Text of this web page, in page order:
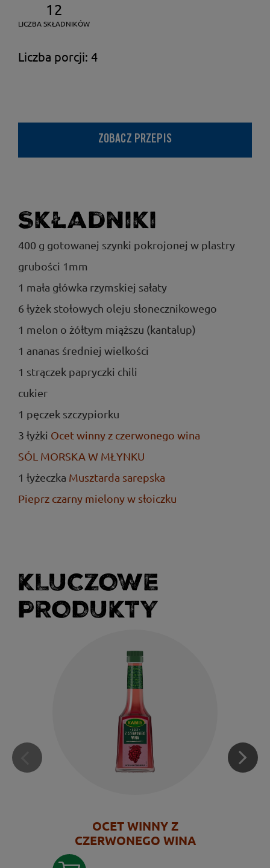
12
LICZBA SKŁADNIKÓW
Liczba porcji: 4
ZOBACZ PRZEPIS
Składniki
400 g gotowanej szynki pokrojonej w plastry
grubości 1mm
1 mała główka rzymskiej sałaty
6 łyżek stołowych oleju słonecznikowego
1 melon o żółtym miąższu (kantalup)
1 ananas średniej wielkości
1 strączek papryczki chili
cukier
1 pęczek szczypiorku
3 łyżki Ocet winny z czerwonego wina
SÓL MORSKA W MŁYNKU
1 łyżeczka Musztarda sarepska
Pieprz czarny mielony w słoiczku
KLUCZOWE
PRODUKTY
OCET WINNY Z
CZERWONEGO WINA